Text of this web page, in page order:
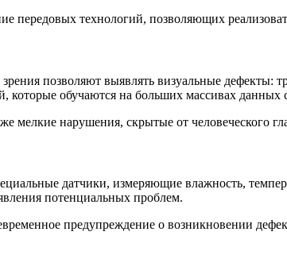
передовых технологий, позволяющих
позволяют выявлять визуальные дефекты:
которые обучаются на больших массивах данных
мелкие нарушения, скрытые от человеческого
датчики, измеряющие влажность,
потенциальных проблем.
предупреждение о возникновении